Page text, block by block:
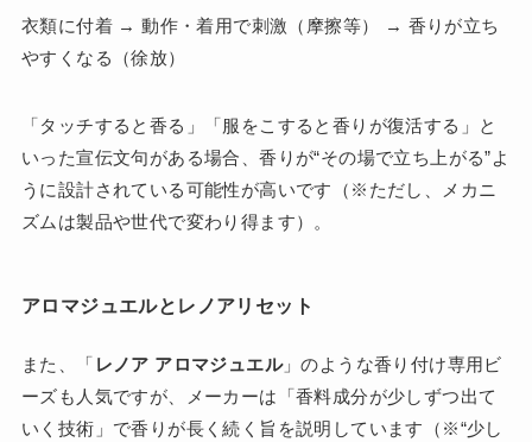
衣類に付着 → 動作・着用で刺激（摩擦等） → 香りが立ち
やすくなる（徐放）
「タッチすると香る」「服をこすると香りが復活する」と
いった宣伝文句がある場合、香りが“その場で立ち上がる”よ
うに設計されている可能性が高いです（※ただし、メカニ
ズムは製品や世代で変わり得ます）。
アロマジュエルとレノアリセット
また、「 レノア アロマジュエル」のような香り付け専用ビ
ーズも人気ですが、メーカーは「香料成分が少しずつ出て
いく技術」で香りが長く続く旨を説明しています（※“少し